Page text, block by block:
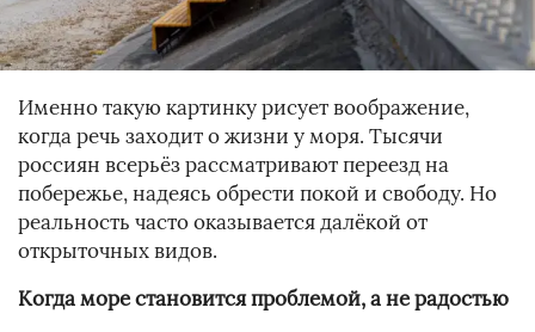
Именно такую картинку рисует воображение,
когда речь заходит о жизни у моря. Тысячи
россиян всерьёз рассматривают переезд на
побережье, надеясь обрести покой и свободу. Но
реальность часто оказывается далёкой от
открыточных видов.
Когда море становится проблемой, а не радостью